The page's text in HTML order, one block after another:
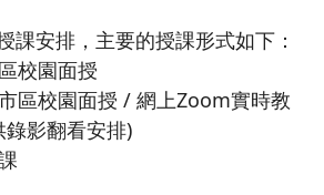
課安排，主要的授課形式如下：
校園面授
區校園面授 / 網上Zoom實時教
影翻看安排)